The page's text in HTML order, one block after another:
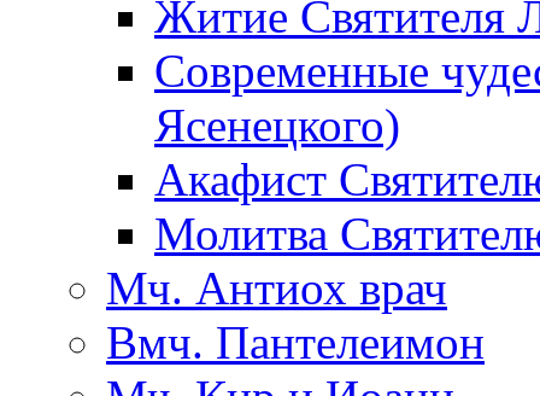
Житие Святителя
Современные
Ясенецкого)
Акафист
Молитва
Мч. Антиох врач
Вмч. Пантелеимон